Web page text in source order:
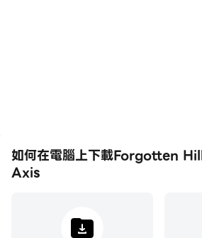
如何在電腦上下載Forgotten
Axis